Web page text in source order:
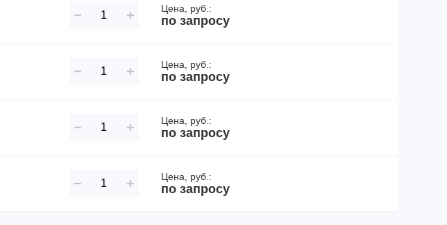
− + Цена, руб.:
по запросу
− + Цена, руб.:
по запросу
− + Цена, руб.:
по запросу
− + Цена, руб.:
по запросу